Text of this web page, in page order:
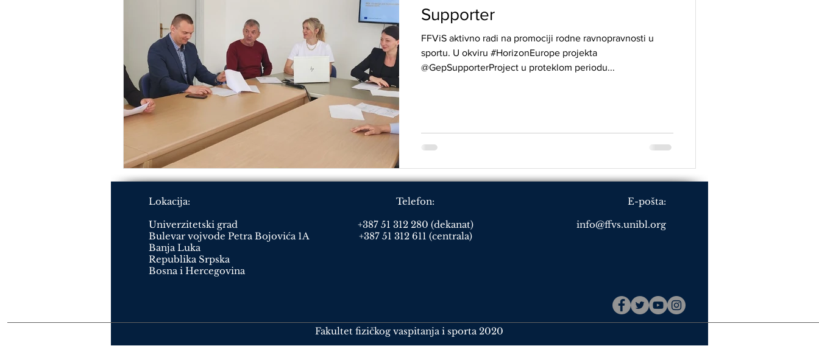
Supporter
FFViS aktivno radi na promociji rodne ravnopravnosti u
sportu. U okviru #HorizonEurope projekta
@GepSupporterProject u proteklom periodu...
Lokacija:
Univerzitetski grad
Bulevar vojvode Petra Bojovića 1A
Banja Luka
Republika Srpska
Bosna i Hercegovina
Telefon:
+387 51 312 280 (dekanat)
+387 51 312 611 (centrala)
E-pošta:
info@ffvs.unibl.org
Fakultet fizičkog vaspitanja i sporta 2020